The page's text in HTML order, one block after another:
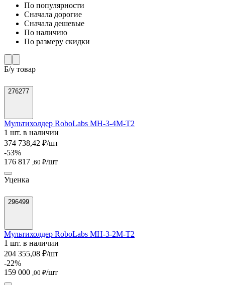
По популярности
Cначала дорогие
Cначала дешевые
По наличию
По размеру скидки
Б/у товар
276277
Мультихолдер RoboLabs МН-3-4М-T2
1 шт. в наличии
374 738,42 ₽/шт
-53%
176 817 ,60 ₽/шт
Уценка
296499
Мультихолдер RoboLabs МН-3-2М-T2
1 шт. в наличии
204 355,08 ₽/шт
-22%
159 000 ,00 ₽/шт